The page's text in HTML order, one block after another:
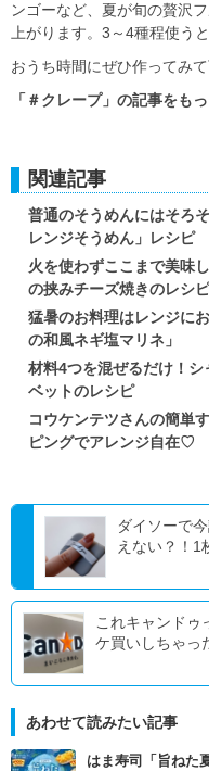
ンゴーなど、夏が旬の贅沢
上がります。3～4種程使う
おうち時間にぜひ作ってみて
「＃クレープ」の記事をも
関連記事
普通のそうめんにはそろ
レンジそうめん」レシピ
火を使わずここまで美味
の挟みチーズ焼きのレシピ
猛暑のお料理はレンジに
の和風ネギ塩マリネ」
材料4つを混ぜるだけ！
ベットのレシピ
コウケンテツさんの簡単
ピングでアレンジ自在♡
ダイソーで
えない？！1
これキャンド
ケ買いしちゃっ
あわせて読みたい記事
はま寿司「旨ねた